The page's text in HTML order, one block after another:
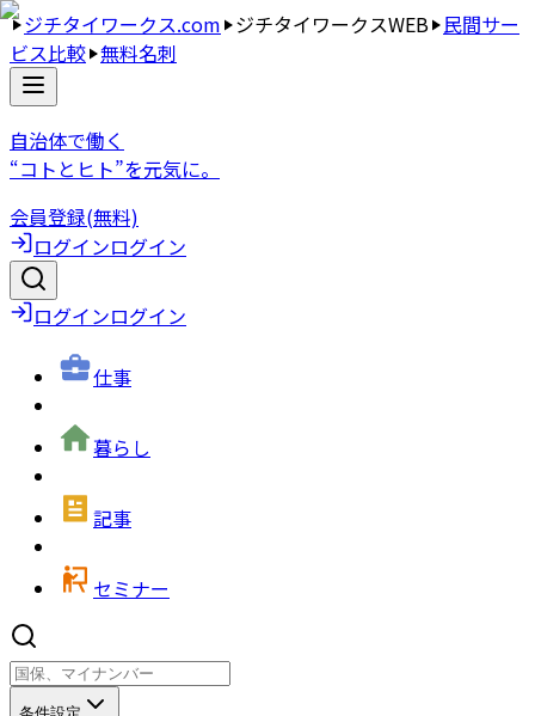
ジチタイワークス.com ジチタイワークスWEB 民間サー
ビス比較 無料名刺
自治体で働く
“コトとヒト”を元気に。
会員登録(無料)
ログインログイン
ログインログイン
仕事
暮らし
記事
セミナー